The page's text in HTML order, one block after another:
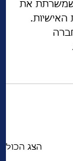
שמשרתת את
האישיות.
הצג הכול